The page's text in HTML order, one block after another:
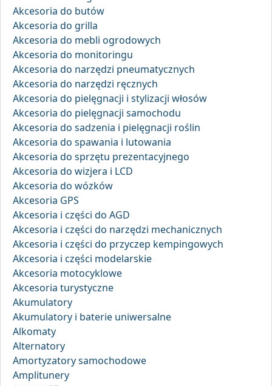
Akcesoria do butów
Akcesoria do grilla
Akcesoria do mebli ogrodowych
Akcesoria do monitoringu
Akcesoria do narzędzi pneumatycznych
Akcesoria do narzędzi ręcznych
Akcesoria do pielęgnacji i stylizacji włosów
Akcesoria do pielęgnacji samochodu
Akcesoria do sadzenia i pielęgnacji roślin
Akcesoria do spawania i lutowania
Akcesoria do sprzętu prezentacyjnego
Akcesoria do wizjera i LCD
Akcesoria do wózków
Akcesoria GPS
Akcesoria i części do AGD
Akcesoria i części do narzędzi mechanicznych
Akcesoria i części do przyczep kempingowych
Akcesoria i części modelarskie
Akcesoria motocyklowe
Akcesoria turystyczne
Akumulatory
Akumulatory i baterie uniwersalne
Alkomaty
Alternatory
Amortyzatory samochodowe
Amplitunery